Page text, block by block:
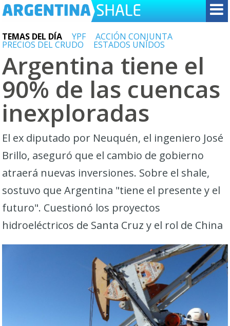
TEMAS DEL DÍA YPF ACCIÓN CONJUNTA
PRECIOS DEL CRUDO ESTADOS UNIDOS
Argentina tiene el
90% de las cuencas
inexploradas
El ex diputado por Neuquén, el ingeniero José
Brillo, aseguró que el cambio de gobierno
atraerá nuevas inversiones. Sobre el shale,
sostuvo que Argentina "tiene el presente y el
futuro". Cuestionó los proyectos
hidroeléctricos de Santa Cruz y el rol de China